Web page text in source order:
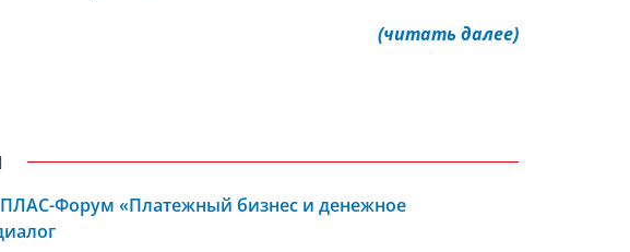
(читать далее)
Форум «Платежный бизнес и денежное